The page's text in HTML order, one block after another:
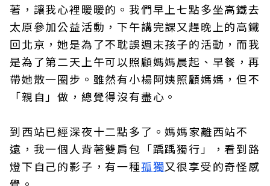
著，讓我心裡暖暖的。我們早上七點多坐高鐵去
太原參加公益活動，下午講完課又趕晚上的高鐵
回北京，她是為了不耽誤週末孩子的活動，而我
是為了第二天上午可以照顧媽媽晨起、早餐，再
帶她散一圈步。雖然有小楊阿姨照顧媽媽，但不
「親自」做，總覺得沒有盡心。
到西站已經深夜十二點多了。媽媽家離西站不
遠，我一個人背著雙肩包「踽踽獨行」，看到路
燈下自己的影子，有一種孤獨又很享受的奇怪感